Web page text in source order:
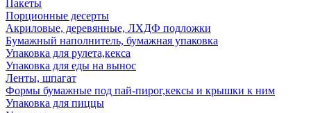
Пакеты
Порционные десерты
Акриловые, деревянные, ЛХДФ подложки
Бумажный наполнитель, бумажная упаковка
Упаковка для рулета,кекса
Упаковка для еды на вынос
Ленты, шпагат
Формы бумажные под пай-пирог,кексы и крышки к ним
Упаковка для пиццы